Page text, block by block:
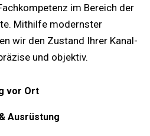
im Bereich der
Mithilfe modernster
wir den Zustand Ihrer Kanal-
und objektiv.
vor Ort
Ausrüstung